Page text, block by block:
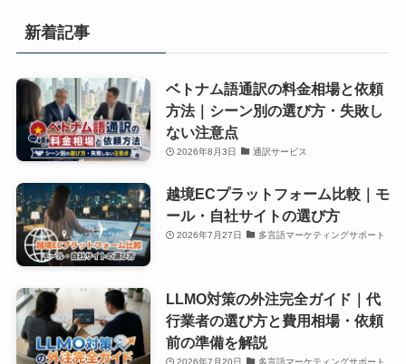
新着記事
ベトナム語通訳の料金相場と依頼
方法｜シーン別の選び方・失敗し
ない注意点
2026年8月3日 通訳サービス
越境ECプラットフォーム比較｜モ
ール・自社サイトの選び方
2026年7月27日 多言語マーケティングサポート
LLMO対策の外注完全ガイド｜代
行業者の選び方と費用相場・依頼
前の準備を解説